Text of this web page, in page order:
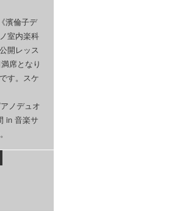
濱倫子デ
室内楽科
開レッス
席となり
す。スケ
ノデュオ
in 音楽サ